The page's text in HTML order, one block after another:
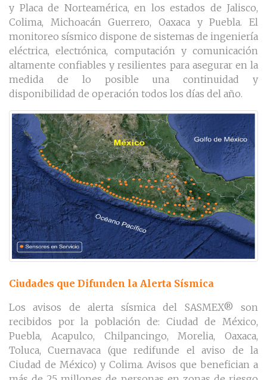
y Placa de Norteamérica, en los estados de Jalisco,
Colima, Michoacán Guerrero, Oaxaca y Puebla. El
monitoreo sísmico dispone de sistemas de ingeniería
eléctrica, electrónica, computación y comunicación
altamente confiables y resilientes para asegurar en la
medida de lo posible una continuidad y
disponibilidad de operación todos los días del año.
Ciudades que Difunden la Alerta Sísmica
Los avisos de alerta sísmica del SASMEX® son
recibidos por la población de: Ciudad de México,
Puebla, Acapulco, Chilpancingo, Morelia, Oaxaca,
Toluca, Cuernavaca (que redifunde el aviso de la
Ciudad de México) y Colima. Avisos que benefician a